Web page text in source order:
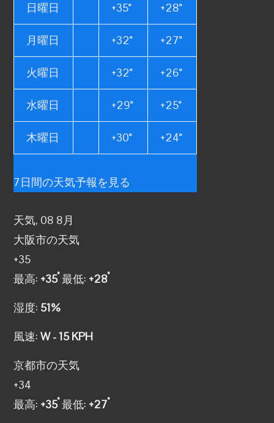
日曜日 +35° +28°
月曜日 +32° +27°
火曜日 +32° +26°
水曜日 +29° +25°
木曜日 +30° +24°
7日間の天気予報を見る
天気, 08 8月
大阪市の天気
+35
最高: +35° 最低: +28°
湿度: 51%
風速:W - 15 KPH
京都市の天気
+34
最高: +35° 最低: +27°